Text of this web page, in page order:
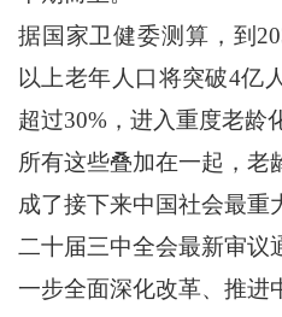
据国家卫健委测算，到
以上老年人口将突破4亿
超过30%，进入重度老龄
所有这些叠加在一起，老
成了接下来中国社会最重
二十届三中全会最新审议
一步全面深化改革、推进